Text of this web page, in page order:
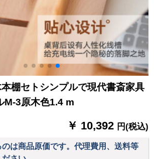
棚セトシンプルで現代書斎家具
M-3原木色1.4 m
￥ 10,392 円(税込)
は商品原価です。代理費用、送料等